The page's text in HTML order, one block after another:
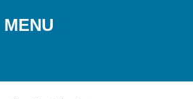
Message
MENU